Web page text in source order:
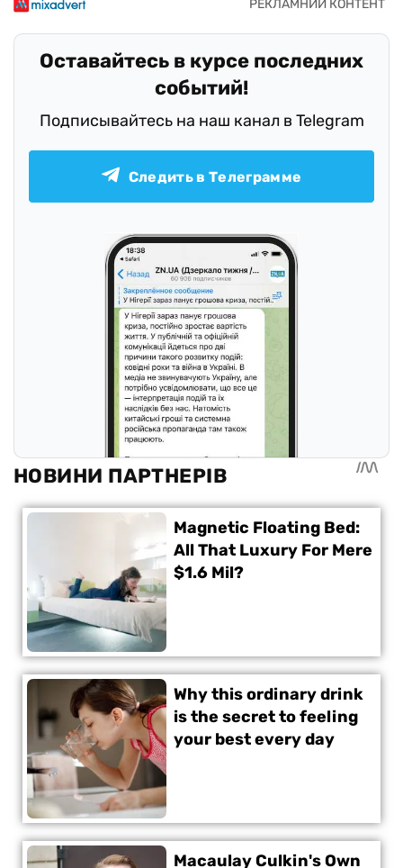
Оставайтесь в курсе последних
событий!
Подписывайтесь на наш канал в Telegram
Следить в Телеграмме